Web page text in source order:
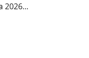
2026...